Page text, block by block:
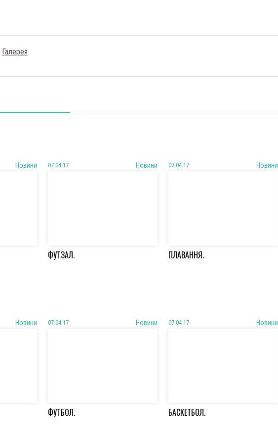
Галерея
Новини 07 04 17 Новини
ФУТЗАЛ.
07 04 17 Новини
ПЛАВАННЯ.
Новини 07 04 17 Новини
ФУТБОЛ.
07 04 17 Новини
БАСКЕТБОЛ.